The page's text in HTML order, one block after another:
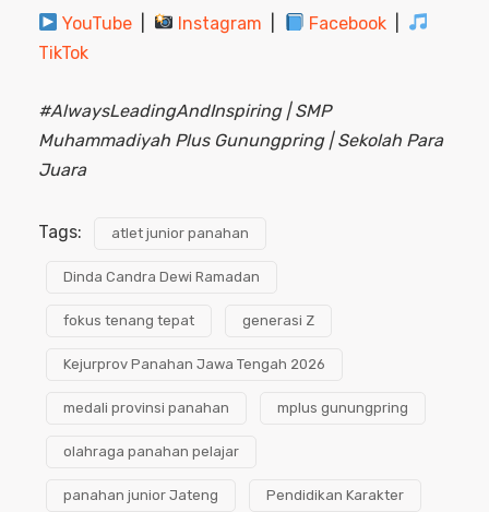
YouTube Instagram Facebook|
TikTok
#AlwaysLeadingAndInspiring | SMP
Muhammadiyah Plus Gunungpring | Sekolah Para
Juara
Tags: atlet junior panahan
Dinda Candra Dewi Ramadan
fokus tenang tepat generasi Z
Kejurprov Panahan Jawa Tengah 2026
medali provinsi panahan mplus gunungpring
olahraga panahan pelajar
panahan junior Jateng Pendidikan Karakter